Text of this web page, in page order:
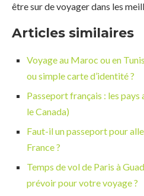
être sur de voyager dans les
Articles similaires
Voyage au Maroc ou en
ou simple carte d’identité ?
Passeport français : les
le Canada)
Faut-il un passeport pour
France ?
Temps de vol de Paris à
prévoir pour votre voyage ?